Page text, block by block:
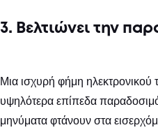
3. Βελτιώνει την
Μια ισχυρή φήμη ηλεκτρονικού
υψηλότερα επίπεδα
μηνύματα φτάνουν στα